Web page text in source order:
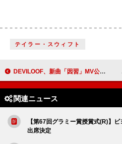
テイラー・スウィフト
DEVILOOF、新曲「因習」MV公開 浅野忠信が特別出演
関連ニュース
【第67回グラミー賞授賞式(R)】
出席決定